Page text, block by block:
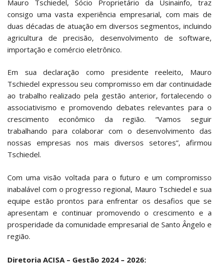
Mauro Tschiedel, Sócio Proprietário da Usinainfo, traz
consigo uma vasta experiência empresarial, com mais de
duas décadas de atuação em diversos segmentos, incluindo
agricultura de precisão, desenvolvimento de software,
importação e comércio eletrônico.
Em sua declaração como presidente reeleito, Mauro
Tschiedel expressou seu compromisso em dar continuidade
ao trabalho realizado pela gestão anterior, fortalecendo o
associativismo e promovendo debates relevantes para o
crescimento econômico da região. “Vamos seguir
trabalhando para colaborar com o desenvolvimento das
nossas empresas nos mais diversos setores”, afirmou
Tschiedel.
Com uma visão voltada para o futuro e um compromisso
inabalável com o progresso regional, Mauro Tschiedel e sua
equipe estão prontos para enfrentar os desafios que se
apresentam e continuar promovendo o crescimento e a
prosperidade da comunidade empresarial de Santo Ângelo e
região.
Diretoria ACISA – Gestão 2024 – 2026: